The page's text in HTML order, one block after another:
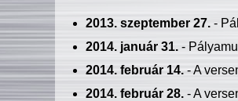
2013. szeptember 27.-
2014. január 31.-
2014. február 14.- A
2014. február 28.- A